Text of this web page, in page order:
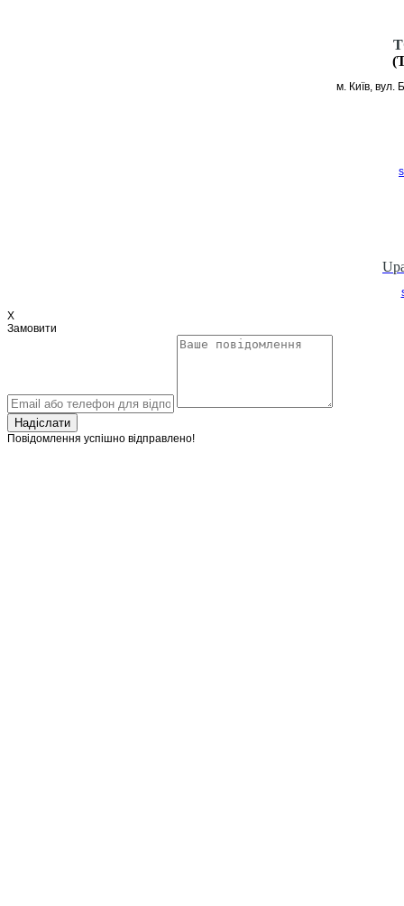
м. Київ, вул.
X
Замовити
Надіслати
Повідомлення успішно відправлено!